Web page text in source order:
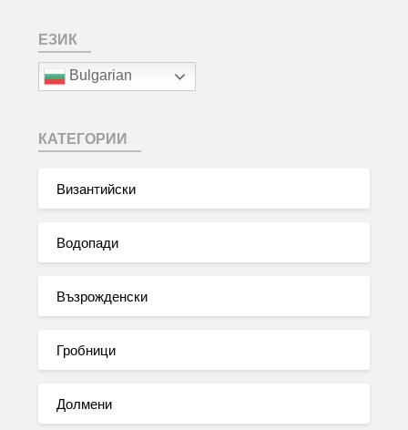
ЕЗИК
Bulgarian
КАТЕГОРИИ
Византийски
Водопади
Възрожденски
Гробници
Долмени